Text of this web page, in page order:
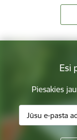
Esi
Piesakies